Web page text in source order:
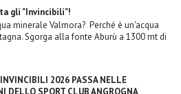
gli "Invincibili"!
minerale Valmora? Perché è un'acqua
Sgorga alla fonte Aburù a 1300 mt di
2026 PASSA NELLE
DELLO SPORT CLUB ANGROGNA